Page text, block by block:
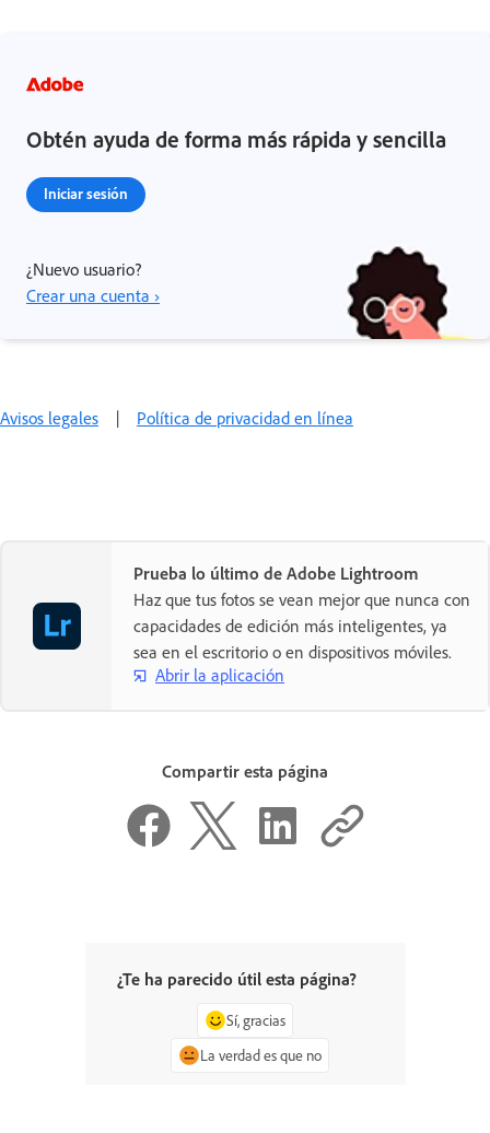
Obtén ayuda de forma más rápida y sencilla
Iniciar sesión
¿Nuevo usuario?
Crear una cuenta ›
Avisos legales | Política de privacidad en línea
Prueba lo último de Adobe Lightroom
Haz que tus fotos se vean mejor que nunca con
capacidades de edición más inteligentes, ya
sea en el escritorio o en dispositivos móviles.
Abrir la aplicación
Compartir esta página
¿Te ha parecido útil esta página?
Sí, gracias
La verdad es que no